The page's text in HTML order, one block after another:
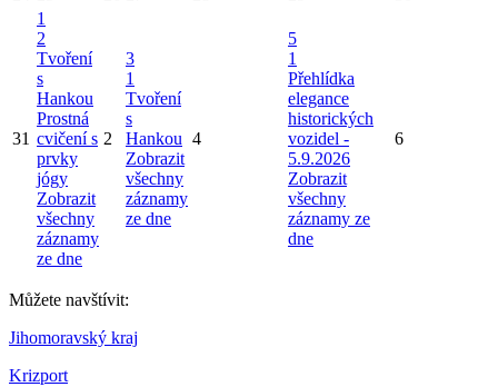
31
1
2
Tvoření
s
Hankou
Prostná
cvičení s
prvky
jógy
Zobrazit
všechny
záznamy
ze dne
2
3
1
Tvoření
s
Hankou
Zobrazit
všechny
záznamy
ze dne
4
5
1
Přehlídka
elegance
historických
vozidel -
5.9.2026
Zobrazit
všechny
záznamy ze
dne
6
Můžete navštívit:
Jihomoravský kraj
Krizport